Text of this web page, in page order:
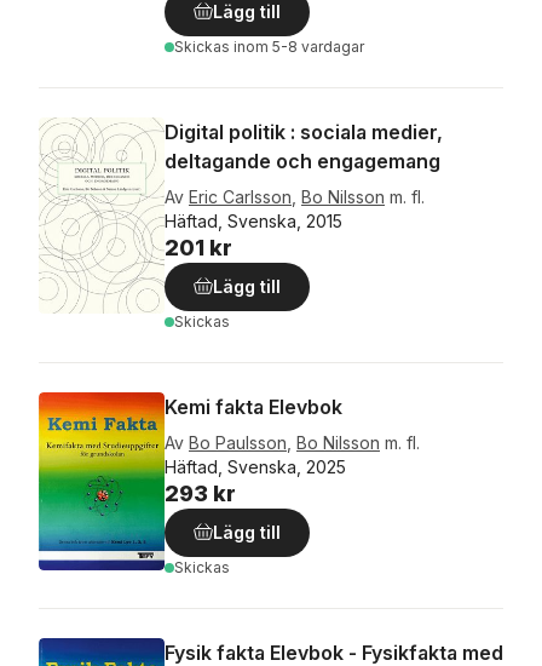
Lägg till
Skickas inom 5-8 vardagar
Digital politik : sociala medier,
deltagande och engagemang
Av Eric Carlsson Bo Nilsson m. fl.
Häftad, Svenska, 2015
201 kr
Lägg till
Skickas
Kemi fakta Elevbok
Av Bo Paulsson Bo Nilsson m. fl.
Häftad, Svenska, 2025
293 kr
Lägg till
Skickas
Fysik fakta Elevbok - Fysikfakta med